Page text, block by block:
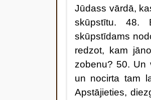
Jūdass vārdā,
skūpstītu. 48.
skūpstīdams
redzot, kam
zobenu? 50. Un
un nocirta tam
Apstājieties,